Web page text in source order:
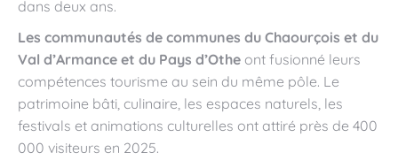
dans deux ans.
Les communautés de communes du Chaourçois et du
Val d’Armance et du Pays d’Othe ont fusionné leurs
compétences tourisme au sein du même pôle. Le
patrimoine bâti, culinaire, les espaces naturels, les
festivals et animations culturelles ont attiré près de 400
000 visiteurs en 2025.